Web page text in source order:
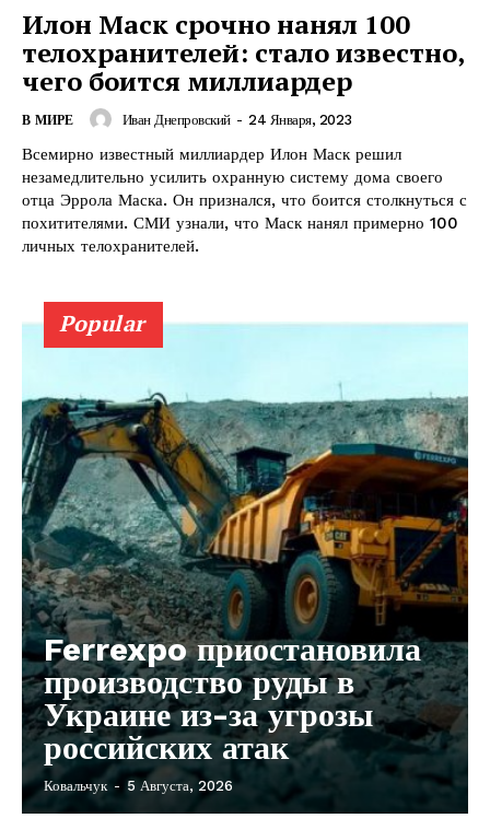
КавПолит
О нас
Связаться с нами
Политика конфиденциальности
Отказ от ответственности
Подписка
Мой аккаунт
Реклама
Контакты
Илон Маск срочно нанял 100
телохранителей: стало известно,
чего боится миллиардер
В МИРЕ Иван Днепровский - 24 Января, 2023
Всемирно известный миллиардер Илон Маск решил
незамедлительно усилить охранную систему дома своего
отца Эррола Маска. Он признался, что боится столкнуться с
похитителями. СМИ узнали, что Маск нанял примерно 100
личных телохранителей.
Popular
Ferrexpo приостановила
производство руды в
Украине из-за угрозы
российских атак
Ковальчук - 5 Августа, 2026